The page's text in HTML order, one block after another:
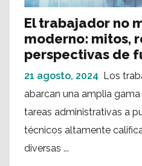
El trabajador no
moderno: mitos,
perspectivas de
21 agosto, 2024 Los
abarcan una amplia
tareas administrativas a
técnicos altamente
diversas ...